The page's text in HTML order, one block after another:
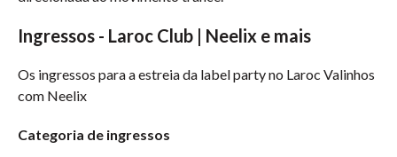
Ingressos - Laroc Club | Neelix e mais
Os ingressos para a estreia da label party no Laroc Valinhos
com Neelix
Categoria de ingressos